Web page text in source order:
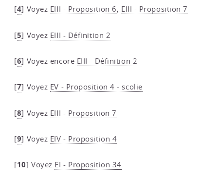
[4] Voyez EIII - Proposition 6, EIII - Proposition 7
[5] Voyez EIII - Définition 2
[6] Voyez encore EIII - Définition 2
[7] Voyez EV - Proposition 4 - scolie
[8] Voyez EIII - Proposition 7
[9] Voyez EIV - Proposition 4
[10]Voyez EI - Proposition 34